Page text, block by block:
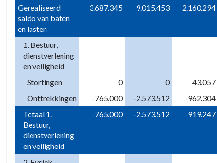
Gerealiseerd
saldo van baten
en lasten
3.687.345 9.015.453 2.160.294
1. Bestuur,
dienstverlening
en veiligheid
Stortingen
0 0
43.057
Onttrekkingen
-765.000 -2.573.512
-962.304
Totaal 1.
Bestuur,
dienstverlening
en veiligheid
-765.000 -2.573.512 -919.247